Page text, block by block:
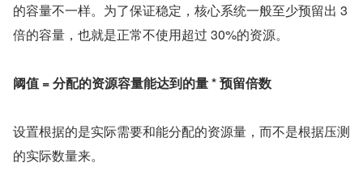
的容量不一样。为了保证稳定，核心系统一般至少预留出 3
倍的容量，也就是正常不使用超过 30%的资源。
阈值 = 分配的资源容量能达到的量 * 预留倍数
设置根据的是实际需要和能分配的资源量，而不是根据压测
的实际数量来。